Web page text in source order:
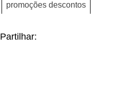
promoções descontos
Partilhar: